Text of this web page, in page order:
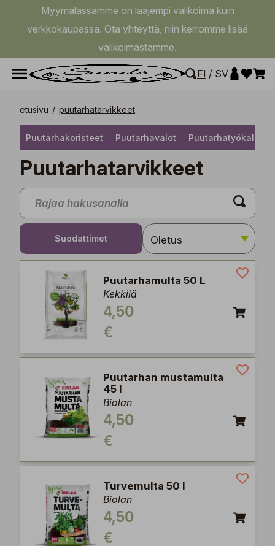
Myymälässämme on laajempi valikoima kuin
verkkokaupassa. Ota yhteyttä, niin kerromme lisää
valikoimastamme.
FI / SV
etusivu / puutarhatarvikkeet
Puutarhakoristeet Puutarhavalot Puutarhatyökalut
Puutarhatarvikkeet
Suodattimet
Puutarhamulta 50 L
Kekkilä
4,50
€
Puutarhan mustamulta
45 l
Biolan
4,50
€
Turvemulta 50 l
Biolan
4,50
€